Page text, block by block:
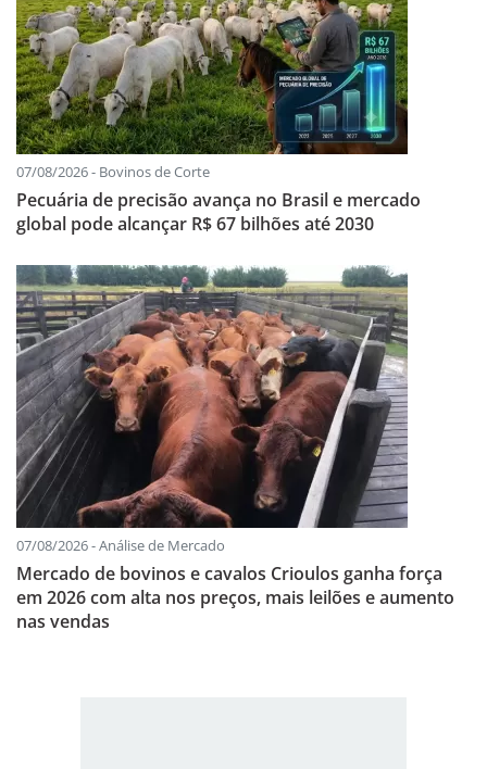
07/08/2026 - Bovinos de Corte
Pecuária de precisão avança no Brasil e mercado
global pode alcançar R$ 67 bilhões até 2030
07/08/2026 - Análise de Mercado
Mercado de bovinos e cavalos Crioulos ganha força
em 2026 com alta nos preços, mais leilões e aumento
nas vendas